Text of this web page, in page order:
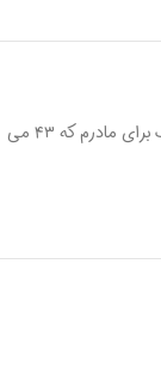
عکس کیک ها عالیه فقط من عکس کیک برای مادرم که ۴۳ می